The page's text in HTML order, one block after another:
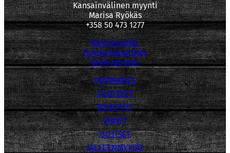
Kansainvälinen myynti
Marisa Ryökäs
+358 50 473 1277
Mediapankki
tietosuojaseloste
OIVA-raportti
POPPAMIES
TUOTTEET
RESEPTIT
VINKIT
UUTISET
JÄLLEENMYYJÄT